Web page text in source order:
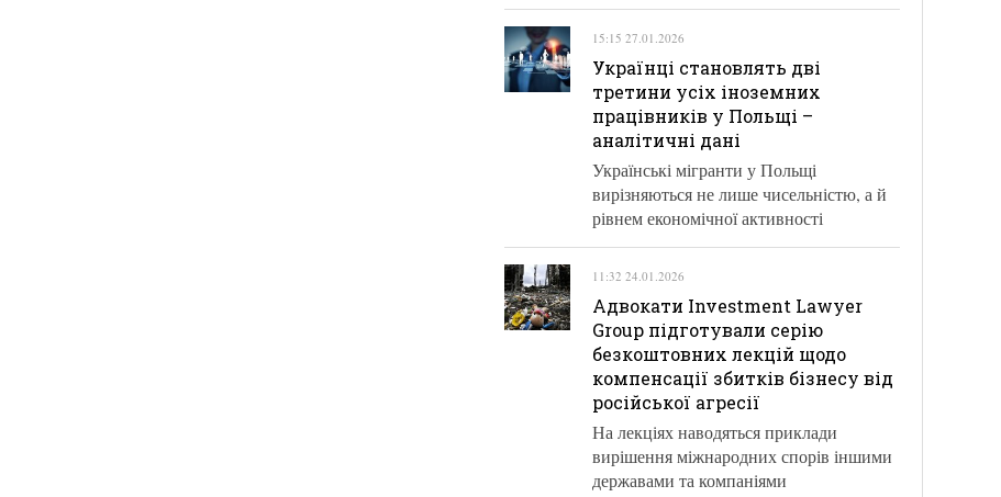
15:15 27.01.2026
Українці становлять дві
третини усіх іноземних
працівників у Польщі –
аналітичні дані
Українські мігранти у Польщі
вирізняються не лише чисельністю, а й
рівнем економічної активності
11:32 24.01.2026
Адвокати Investment Lawyer
Group підготували серію
безкоштовних лекцій щодо
компенсації збитків бізнесу від
російської агресії
На лекціях наводяться приклади
вирішення міжнародних спорів іншими
державами та компаніями